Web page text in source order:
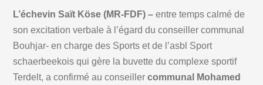
L’échevin Saït Köse (MR-FDF) – entre temps calmé de
son excitation verbale à l’égard du conseiller communal
Bouhjar- en charge des Sports et de l’asbl Sport
schaerbeekois qui gère la buvette du complexe sportif
Terdelt, a confirmé au conseillercommunal Mohamed